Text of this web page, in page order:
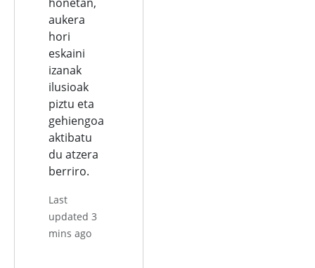
aukera
hori
eskaini
izanak
ilusioak
piztu eta
gehiengoa
aktibatu
du atzera
berriro.
Last
updated 3
mins ago